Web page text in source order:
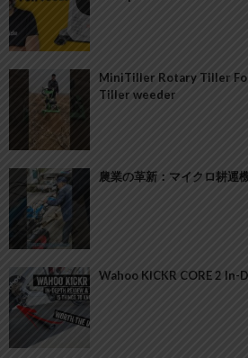
MiniTiller Rotary Tiller
Tiller weeder
農業の革新：マイクロ耕運
Wahoo KICKR CORE 2